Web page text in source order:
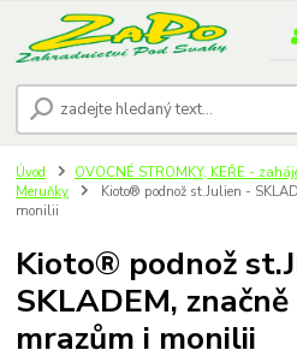
Úvod
OVOCNÉ STROMKY, KEŘE -
Meruňky
Kioto® podnož st.Julien -
monilii
Kioto® podnož
SKLADEM,
mrazům i monilii